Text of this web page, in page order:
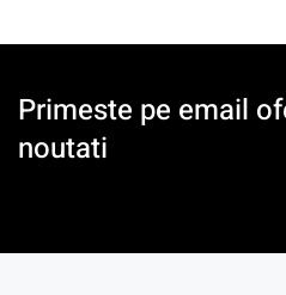
Primeste pe email
noutati